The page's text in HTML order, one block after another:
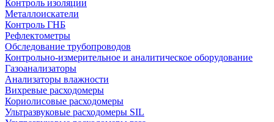
Контроль изоляции
Металлоискатели
Контроль ГНБ
Рефлектометры
Обследование трубопроводов
Контрольно-измерительное и аналитическое оборудование
Газоанализаторы
Анализаторы влажности
Вихревые расходомеры
Кориолисовые расходомеры
Ультразвуковые расходомеры SIL